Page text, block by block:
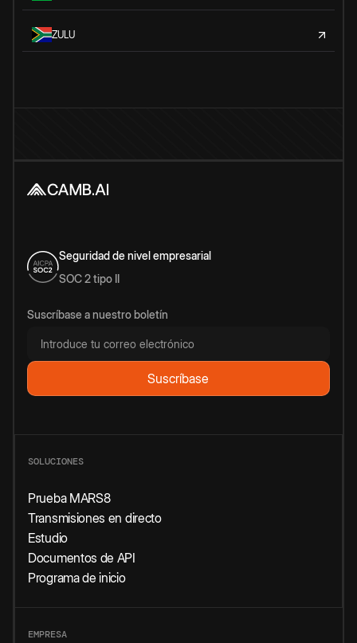
ZULU
Seguridad de nivel empresarial
SOC 2 tipo II
Suscríbase a nuestro boletín
SOLUCIONES
Prueba MARS8
Transmisiones en directo
Estudio
Documentos de API
Programa de inicio
EMPRESA